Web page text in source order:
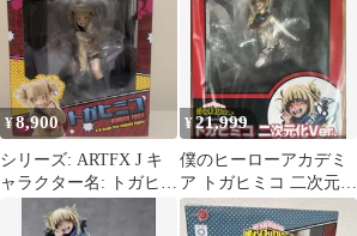
¥8,900
シリーズ: ARTFX J キ
ャラクター名: トガヒミ
コ スケール: 1/8
¥21,999
僕のヒーローアカデミ
ア トガヒミコ 二次元化
Ver. 1/8 完成品フィギュ
ア